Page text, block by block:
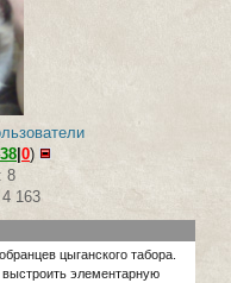
|0)
8
163
цыганского табора.
элементарную